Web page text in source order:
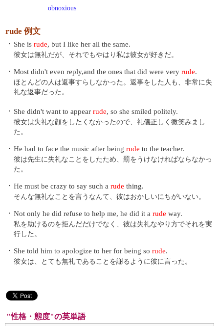
obnoxious
rude 例文
・ She is rude, but I like her all the same.
彼女は無礼だが、それでもやはり私は彼女が好きだ。
・ Most didn't even reply,and the ones that did were very rude.
ほとんどの人は返事すらしなかった。返事をした人も、非常に失
礼な返事だった。
・ She didn't want to appear rude, so she smiled politely.
彼女は失礼な顔をしたくなかったので、礼儀正しく微笑みまし
た。
・ He had to face the music after being rude to the teacher.
彼は先生に失礼なことをしたため、罰をうけなければならなかっ
た。
・ He must be crazy to say such a rude thing.
そんな無礼なことを言うなんて、彼はおかしいにちがいない。
・ Not only he did refuse to help me, he did it a rude way.
私を助けるのを拒んだだけでなく、彼は失礼なやり方でそれを実
行した。
・ She told him to apologize to her for being so rude.
彼女は、とても無礼であることを謝るように彼に言った。
"性格・態度"の英単語